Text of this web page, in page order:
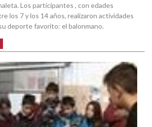
Los participantes , con edades
los 7 y los 14 años, realizaron actividades
deporte favorito: el balonmano.